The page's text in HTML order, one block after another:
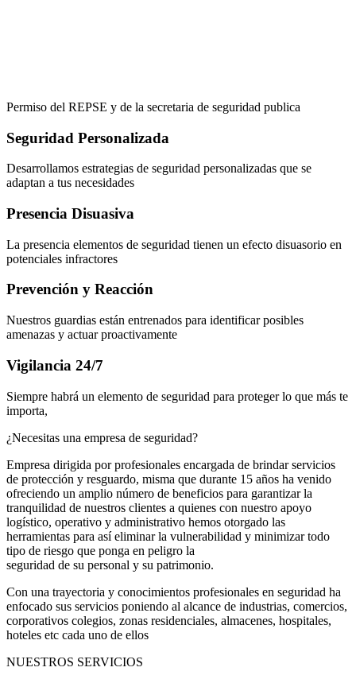
Permiso del REPSE y de la secretaria de seguridad publica
Seguridad Personalizada
Desarrollamos estrategias de seguridad personalizadas que se
adaptan a tus necesidades
Presencia Disuasiva
La presencia elementos de seguridad tienen un efecto disuasorio en
potenciales infractores
Prevención y Reacción
Nuestros guardias están entrenados para identificar posibles
amenazas y actuar proactivamente
Vigilancia 24/7
Siempre habrá un elemento de seguridad para proteger lo que más te
importa,
¿Necesitas una empresa de seguridad?
Empresa dirigida por profesionales encargada de brindar servicios
de protección y resguardo, misma que durante 15 años ha venido
ofreciendo un amplio número de beneficios para garantizar la
tranquilidad de nuestros clientes a quienes con nuestro apoyo
logístico, operativo y administrativo hemos otorgado las
herramientas para así eliminar la vulnerabilidad y minimizar todo
tipo de riesgo que ponga en peligro la
seguridad de su personal y su patrimonio.
Con una trayectoria y conocimientos profesionales en seguridad ha
enfocado sus servicios poniendo al alcance de industrias, comercios,
corporativos colegios, zonas residenciales, almacenes, hospitales,
hoteles etc cada uno de ellos
NUESTROS SERVICIOS